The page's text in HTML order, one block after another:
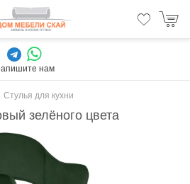
нам
Стулья для кухни
зелёного цвета